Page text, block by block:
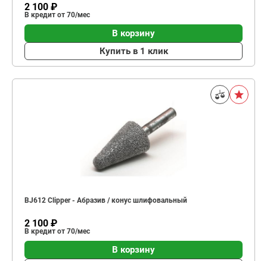
2 100 ₽
В кредит от 70/мес
В корзину
Купить в 1 клик
BJ612 Clipper - Абразив / конус шлифовальный
2 100 ₽
В кредит от 70/мес
В корзину